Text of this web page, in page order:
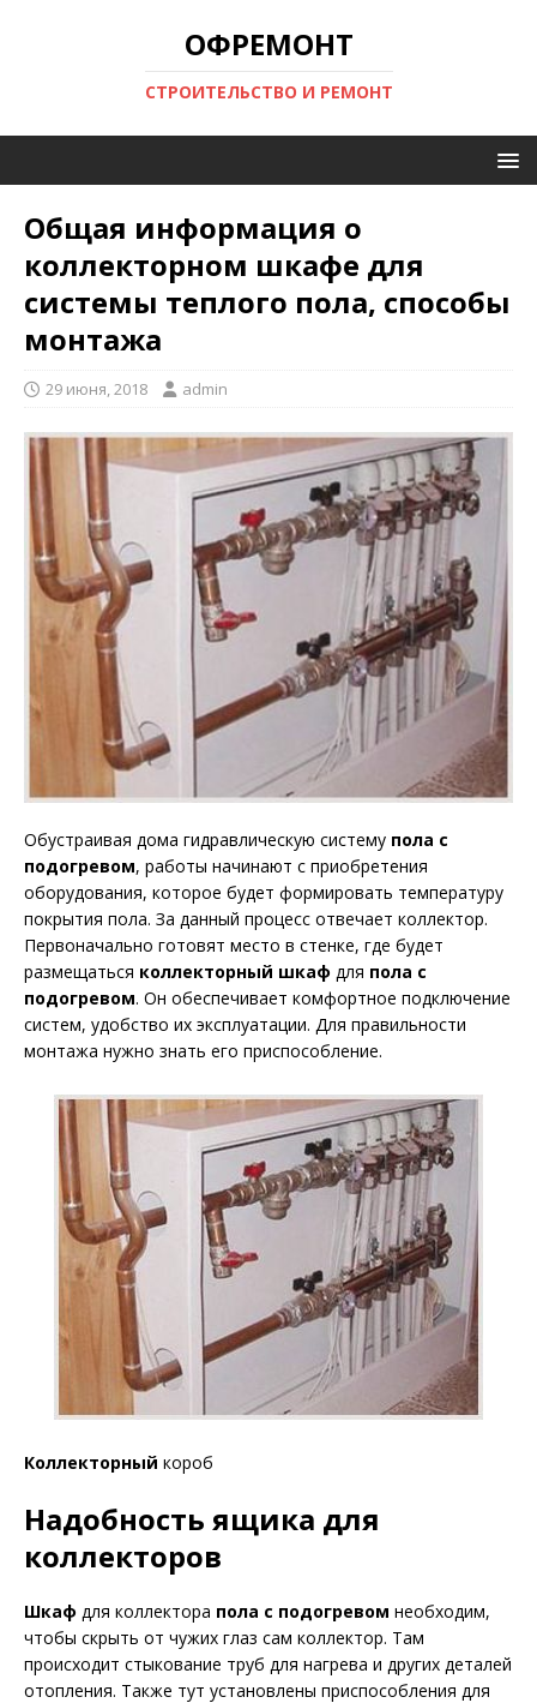
ОФРЕМОНТ
СТРОИТЕЛЬСТВО И РЕМОНТ
Общая информация о
коллекторном шкафе для
системы теплого пола, способы
монтажа
29 июня, 2018 admin
Обустраивая дома гидравлическую систему пола с
подогревом, работы начинают с приобретения
оборудования, которое будет формировать температуру
покрытия пола. За данный процесс отвечает коллектор.
Первоначально готовят место в стенке, где будет
размещаться коллекторный шкаф для пола с
подогревом. Он обеспечивает комфортное подключение
систем, удобство их эксплуатации. Для правильности
монтажа нужно знать его приспособление.
Коллекторный короб
Надобность ящика для
коллекторов
Шкаф для коллектора пола с подогревом необходим,
чтобы скрыть от чужих глаз сам коллектор. Там
происходит стыкование труб для нагрева и других деталей
отопления. Также тут установлены приспособления для